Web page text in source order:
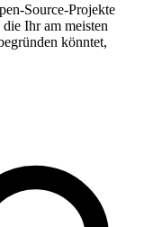
Source-Projekte
Ihr am meisten
könntet,